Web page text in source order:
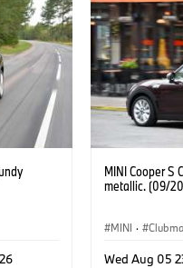
MINI Cooper S
metallic. (09/
MINI ·
Wed Aug 05